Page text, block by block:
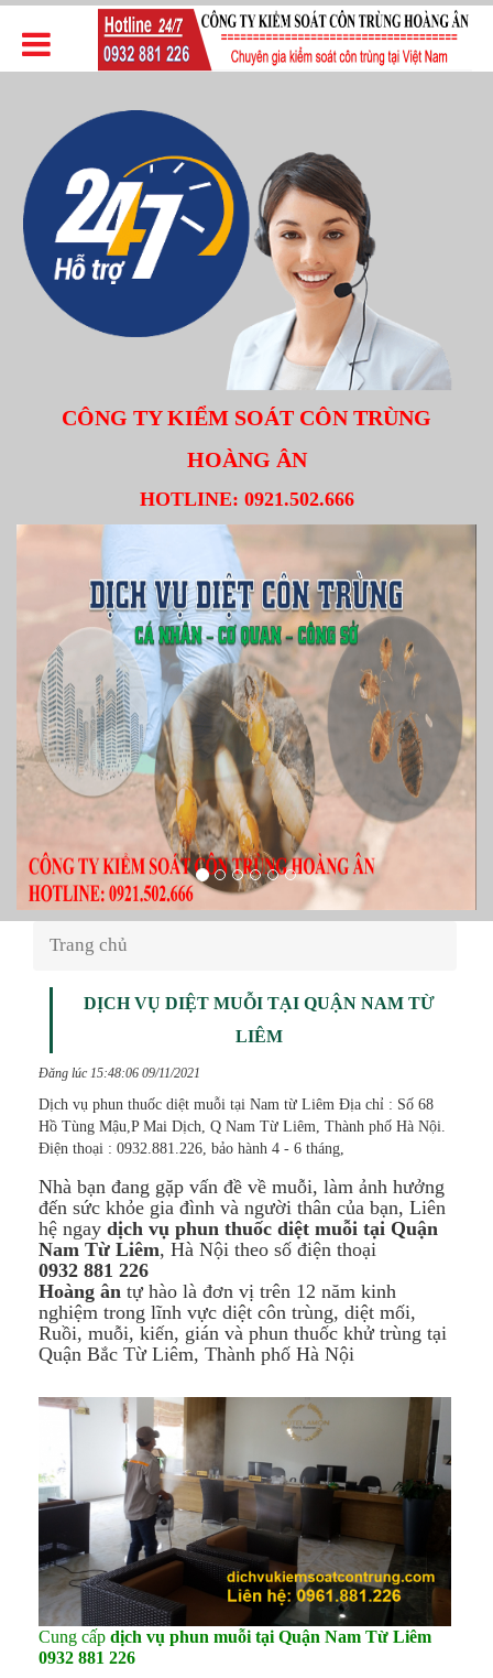
CÔNG TY KIỂM SOÁT CÔN TRÙNG
HOÀNG ÂN
HOTLINE: 0921.502.666
Trang chủ
DỊCH VỤ DIỆT MUỖI TẠI QUẬN NAM TỪ
LIÊM
Đăng lúc 15:48:06 09/11/2021
Dịch vụ phun thuốc diệt muỗi tại Nam từ Liêm Địa chỉ : Số 68
Hồ Tùng Mậu,P Mai Dịch, Q Nam Từ Liêm, Thành phố Hà Nội.
Điện thoại : 0932.881.226, bảo hành 4 - 6 tháng,
Nhà bạn đang gặp vấn đề về muỗi, làm ảnh hưởng
đến sức khỏe gia đình và người thân của bạn, Liên
hệ ngay dịch vụ phun thuốc diệt muỗi tại Quận
Nam Từ Liêm, Hà Nội theo số điện thoại
0932 881 226
Hoàng ân tự hào là đơn vị trên 12 năm kinh
nghiệm trong lĩnh vực diệt côn trùng, diệt mối,
Ruồi, muỗi, kiến, gián và phun thuốc khử trùng tại
Quận Bắc Từ Liêm, Thành phố Hà Nội
Cung cấp dịch vụ phun muỗi tại Quận Nam Từ Liêm
0932 881 226